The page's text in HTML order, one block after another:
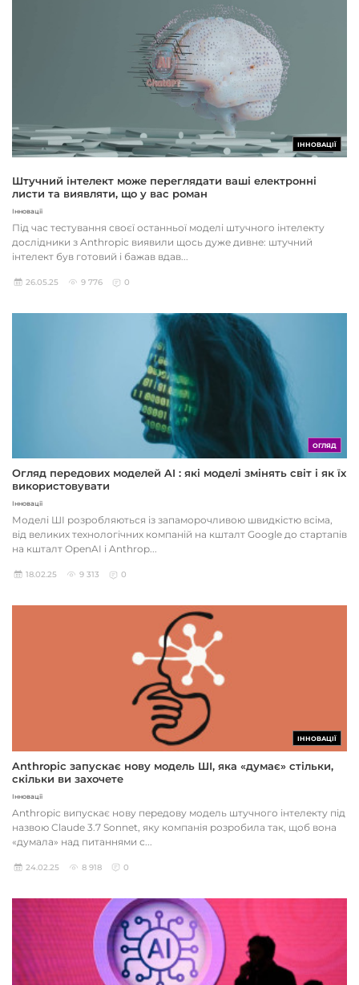
ІННОВАЦІЇ
Штучний інтелект може переглядати ваші електронні
листи та виявляти, що у вас роман
Інновації
Під час тестування своєї останньої моделі штучного інтелекту
дослідники з Anthropic виявили щось дуже дивне: штучний
інтелект був готовий і бажав вдав...
26.05.25 9 776 0
ОГЛЯД
Огляд передових моделей AI : які моделі змінять світ і як їх
використовувати
Інновації
Моделі ШІ розробляються із запаморочливою швидкістю всіма,
від великих технологічних компаній на кшталт Google до стартапів
на кшталт OpenAI і Anthrop...
18.02.25 9 313 0
ІННОВАЦІЇ
Anthropic запускає нову модель ШІ, яка «думає» стільки,
скільки ви захочете
Інновації
Anthropic випускає нову передову модель штучного інтелекту під
назвою Claude 3.7 Sonnet, яку компанія розробила так, щоб вона
«думала» над питаннями с...
24.02.25 8 918 0